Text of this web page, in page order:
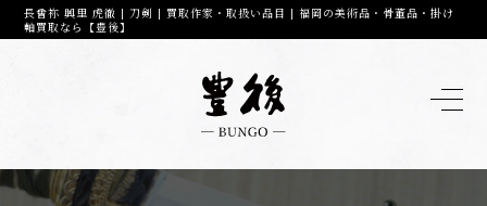
長曾祢 興里 虎徹 | 刀剣 | 買取作家・取扱い品目 | 福岡の美術品・骨董品・掛け
軸買取なら【豊後】